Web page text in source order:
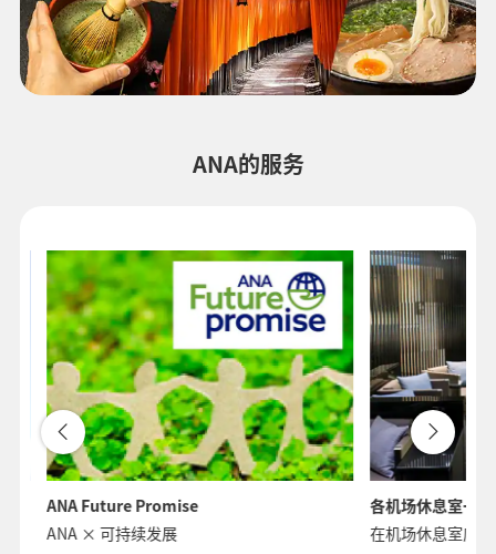
ANA的服务
各机场休息室一览
在机场休息室度过悠闲的时光
加入
ANA